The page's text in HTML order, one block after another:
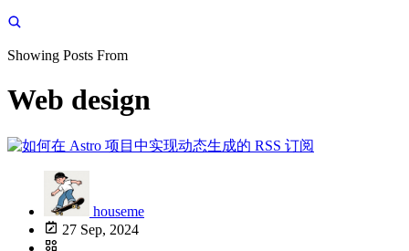
Showing Posts From
Web design
houseme
27 Sep, 2024